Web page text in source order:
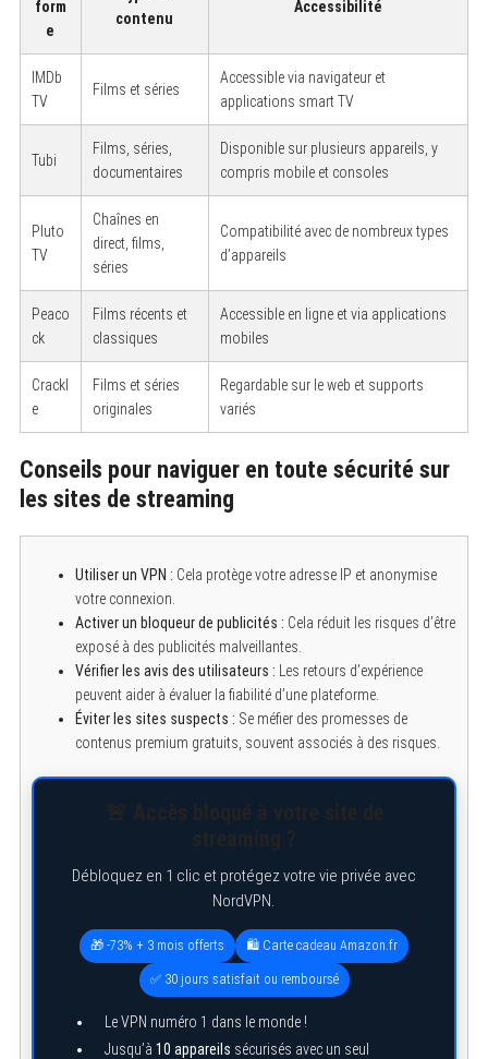
form
e
contenu
Accessibilité
IMDb
TV
Films et séries
Accessible via navigateur et
applications smart TV
Tubi
Films, séries,
documentaires
Disponible sur plusieurs appareils, y
compris mobile et consoles
Pluto
TV
Chaînes en
direct, films,
séries
Compatibilité avec de nombreux types
d’appareils
Peaco
ck
Films récents et
classiques
Accessible en ligne et via applications
mobiles
Crackl
e
Films et séries
originales
Regardable sur le web et supports
variés
Conseils pour naviguer en toute sécurité sur
les sites de streaming
Utiliser un VPN : Cela protège votre adresse IP et anonymise
votre connexion.
Activer un bloqueur de publicités : Cela réduit les risques d’être
exposé à des publicités malveillantes.
Vérifier les avis des utilisateurs : Les retours d’expérience
peuvent aider à évaluer la fiabilité d’une plateforme.
Éviter les sites suspects : Se méfier des promesses de
contenus premium gratuits, souvent associés à des risques.
Débloquez en 1 clic et protégez votre vie privée avec
NordVPN.
🎁 -73% + 3 mois offerts 🛍️ Carte cadeau Amazon.fr
✅ 30 jours satisfait ou remboursé
Le VPN numéro 1 dans le monde !
Jusqu’à 10 appareils sécurisés avec un seul